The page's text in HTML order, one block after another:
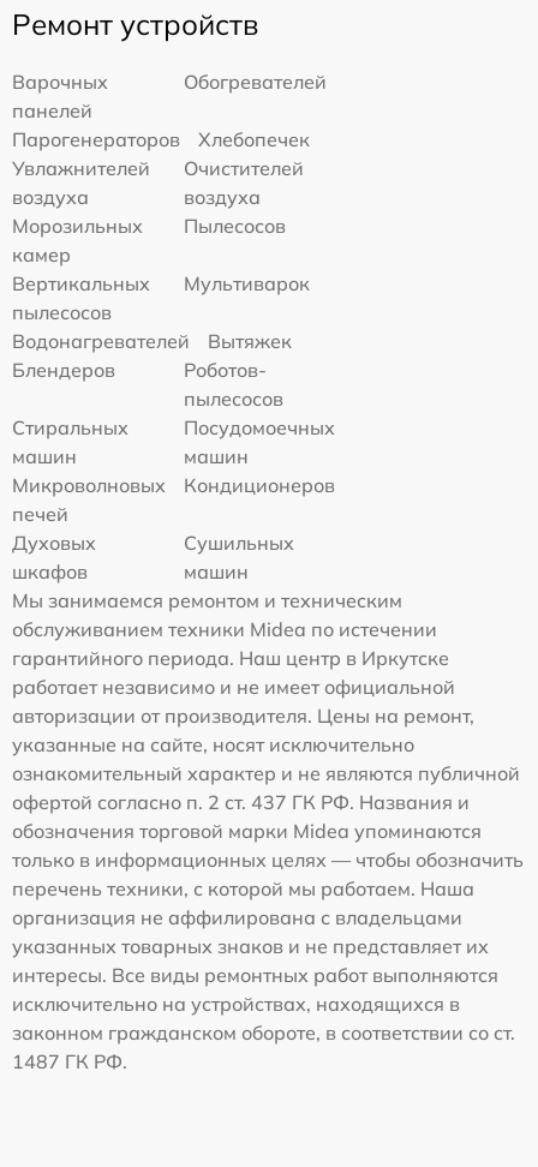
Ремонт устройств
Варочных
панелей
Обогревателей
Парогенераторов
Хлебопечек
Увлажнителей
воздуха
Очистителей
воздуха
Морозильных
камер
Пылесосов
Вертикальных
пылесосов
Мультиварок
Водонагревателей
Вытяжек
Блендеров
Роботов-
пылесосов
Стиральных
машин
Посудомоечных
машин
Микроволновых
печей
Кондиционеров
Духовых
шкафов
Сушильных
машин
Мы занимаемся ремонтом и техническим
обслуживанием техники Midea по истечении
гарантийного периода. Наш центр в Иркутске
работает независимо и не имеет официальной
авторизации от производителя. Цены на ремонт,
указанные на сайте, носят исключительно
ознакомительный характер и не являются публичной
офертой согласно п. 2 ст. 437 ГК РФ. Названия и
обозначения торговой марки Midea упоминаются
только в информационных целях — чтобы обозначить
перечень техники, с которой мы работаем. Наша
организация не аффилирована с владельцами
указанных товарных знаков и не представляет их
интересы. Все виды ремонтных работ выполняются
исключительно на устройствах, находящихся в
законном гражданском обороте, в соответствии со ст.
1487 ГК РФ.